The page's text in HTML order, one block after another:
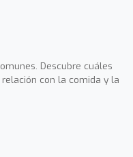
Descubre cuáles
con la comida y la